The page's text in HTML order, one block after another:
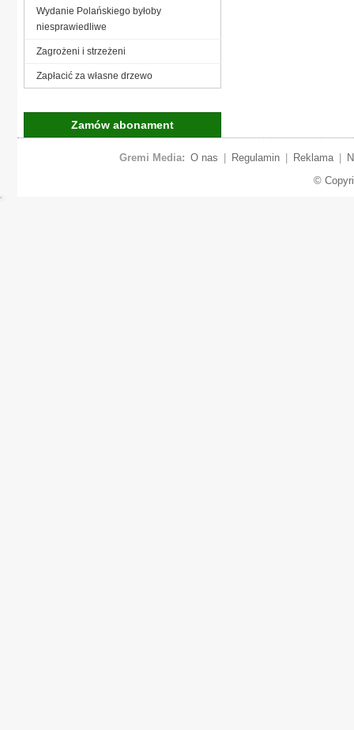
Wydanie Polańskiego byłoby
niesprawiedliwe
Zagrożeni i strzeżeni
Zapłacić za własne drzewo
Zamów abonament
Gremi Media: O nas Regulamin Reklama
©